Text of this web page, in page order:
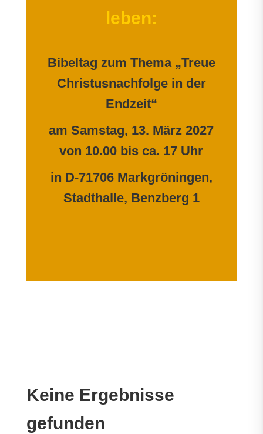
leben:
Bibeltag zum Thema „Treue
Christusnachfolge in der
Endzeit“
am Samstag, 13. März 2027
von 10.00 bis ca. 17 Uhr
in D-71706 Markgröningen,
Stadthalle, Benzberg 1
Keine Ergebnisse
gefunden